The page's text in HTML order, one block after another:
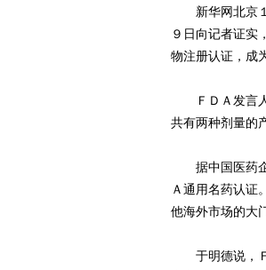
新华网北京１
９日向记者证实
物注册认证，成
ＦＤＡ发言人
共有两种剂量的
据中国医药企
Ａ通用名药认证
他海外市场的大
于明德说，Ｆ